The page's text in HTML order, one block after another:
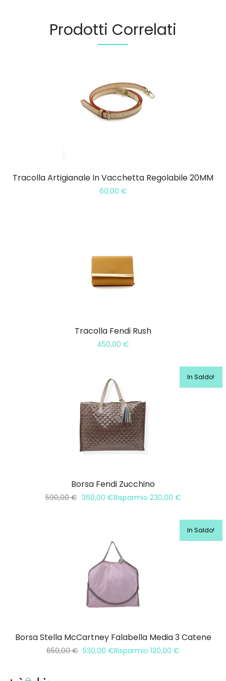
Prodotti Correlati
Tracolla Artigianale In Vacchetta Regolabile 20MM
60,00 €
Tracolla Fendi Rush
450,00 €
In Saldo!
Borsa Fendi Zucchino
590,00€ 360,00 €Risparmio 230,00 €
In Saldo!
Borsa Stella McCartney Falabella Media 3 Catene
650,00€ 530,00 €Risparmio 120,00 €